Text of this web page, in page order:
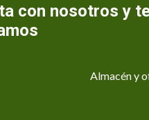
con nosotros y
Almacén y